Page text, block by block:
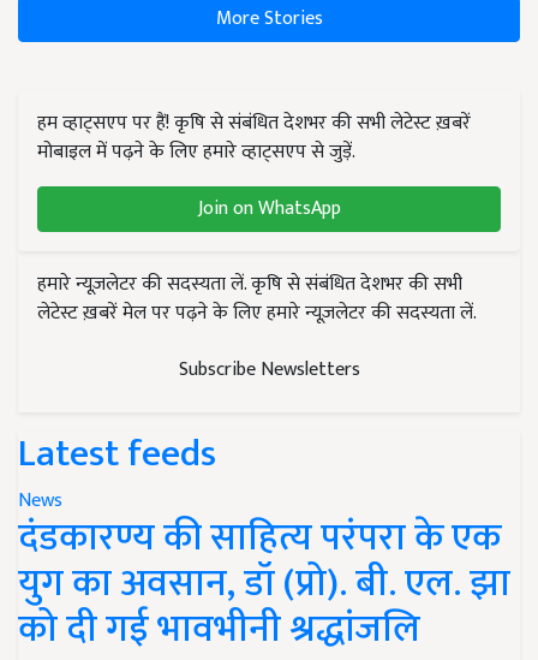
More Stories
हम व्हाट्सएप पर हैं! कृषि से संबंधित देशभर की सभी लेटेस्ट ख़बरें
मोबाइल में पढ़ने के लिए हमारे व्हाट्सएप से जुड़ें.
Join on WhatsApp
हमारे न्यूज़लेटर की सदस्यता लें. कृषि से संबंधित देशभर की सभी
लेटेस्ट ख़बरें मेल पर पढ़ने के लिए हमारे न्यूज़लेटर की सदस्यता लें.
Subscribe Newsletters
Latest feeds
News
दंडकारण्य की साहित्य परंपरा के एक
युग का अवसान, डॉ (प्रो). बी. एल. झा
को दी गई भावभीनी श्रद्धांजलि